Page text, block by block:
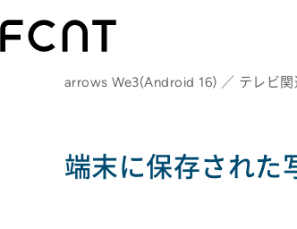
arrows We3(Android 16) ／ テレビ関
端末に保存された